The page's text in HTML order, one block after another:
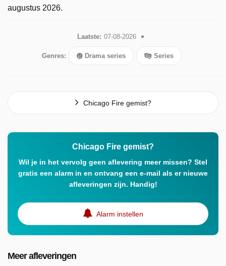
augustus 2026.
Laatste: 07-08-2026
Genres: Drama series Series
Chicago Fire gemist?
Chicago Fire gemist?
Wil je in het vervolg geen aflevering meer missen? Stel
gratis een alarm in en ontvang een e-mail als er nieuwe
afleveringen zijn. Handig!
Alarm instellen
Meer afleveringen